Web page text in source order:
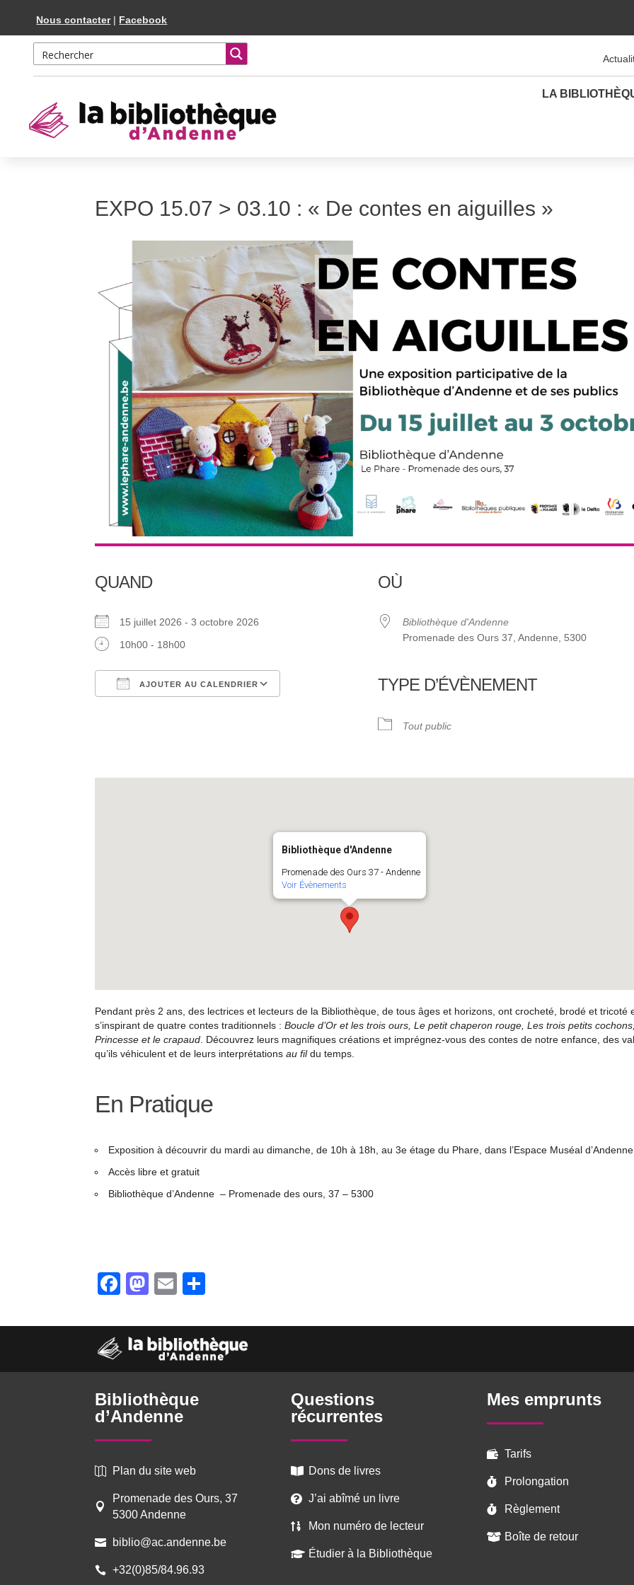
navigation
Nous contacter| Facebook
LA
EXPO 15.07 > 03.10 : « De contes en aiguilles »
QUAND
15 juillet 2026 - 3 octobre 2026
10h00 - 18h00
AJOUTER AU CALENDRIER
OÙ
Bibliothèque d'Andenne
Promenade des Ours 37, Andenne, 5300
TYPE D’ÉVÈNEMENT
Tout public
Bibliothèque d'Andenne
Promenade des Ours 37 - Andenne
Voir Évènements
Pendant près 2 ans, des lectrices et lecteurs de la Bibliothèque, de tous âges et horizons, ont crocheté, brodé et tricoté
s’inspirant de quatre contes traditionnels :Boucle d’Or et les trois ours, Le petit chaperon rouge, Les trois petits
Princesse et le crapaud . Découvrez leurs magnifiques créations et imprégnez-vous des contes de notre enfance, des
qu’ils véhiculent et de leurs interprétationsau fildu temps.
En Pratique
Exposition à découvrir du mardi au dimanche, de 10h à 18h, au 3e étage du Phare, dans l’Espace Muséal d’Andenne
Accès libre et gratuit
Bibliothèque d’Andenne – Promenade des ours, 37 – 5300
Facebook
Mastodon
Email
Bibliothèque
d’Andenne
 Plan du site web

Promenade des Ours, 37
5300 Andenne
 biblio@ac.andenne.be
 +32(0)85/84.96.93
Questions
récurrentes
 Dons de livres
 J’ai abîmé un livre
 Mon numéro de lecteur
 Étudier à la Bibliothèque
Mes emprunts
 Tarifs
 Prolongation
 Règlement
 Boîte de retour